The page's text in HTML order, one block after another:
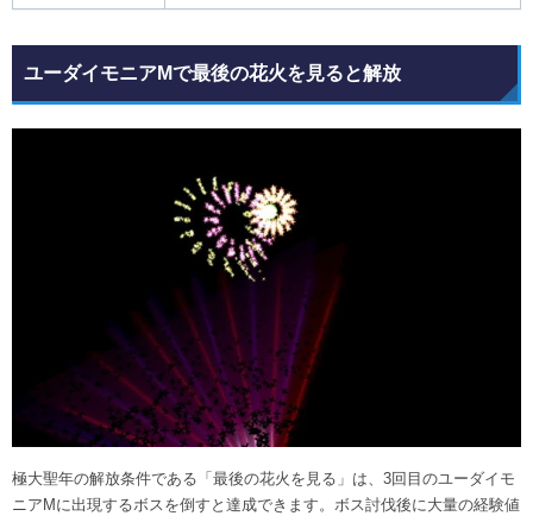
ユーダイモニアMで最後の花火を見ると解放
極大聖年の解放条件である「最後の花火を見る」は、3回目のユーダイモ
ニアMに出現するボスを倒すと達成できます。ボス討伐後に大量の経験値